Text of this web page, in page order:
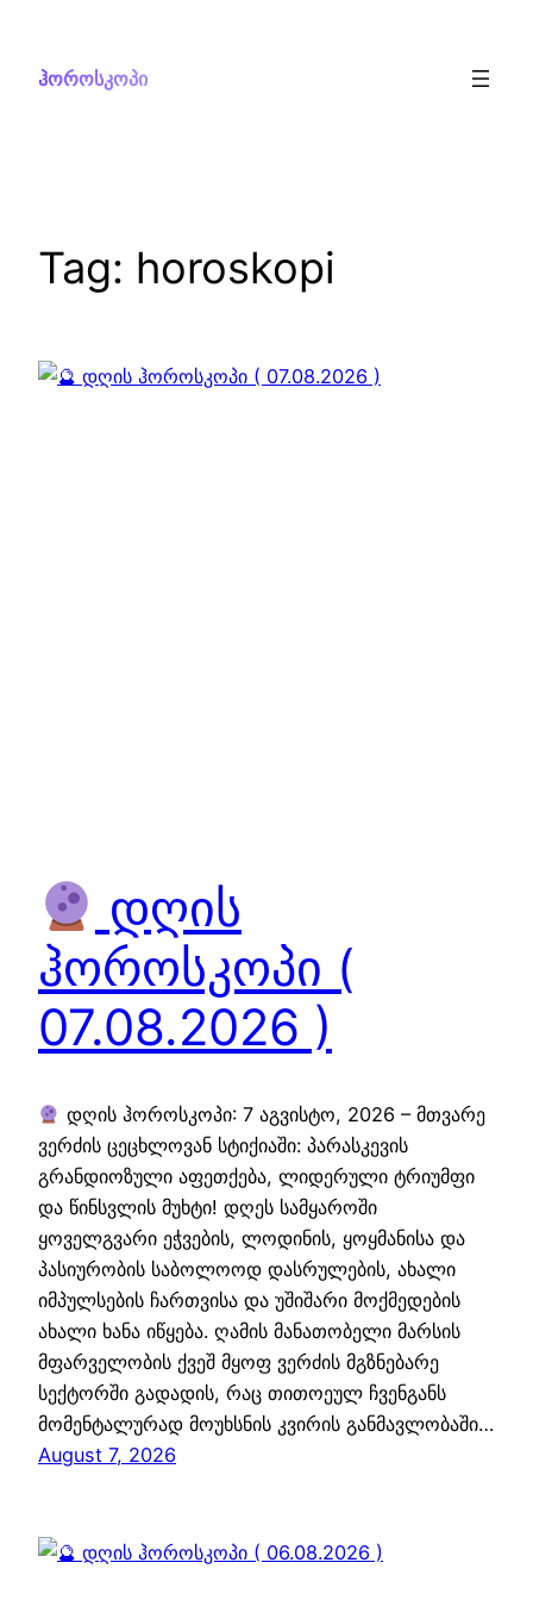
content
ჰოროსკოპი
Tag: horoskopi
დღის
ჰოროსკოპი (
07.08.2026 )
დღის ჰოროსკოპი: 7 აგვისტო, 2026 – მთვარე
ვერძის ცეცხლოვან სტიქიაში: პარასკევის
გრანდიოზული აფეთქება, ლიდერული ტრიუმფი
და წინსვლის მუხტი! დღეს სამყაროში
ყოველგვარი ეჭვების, ლოდინის, ყოყმანისა და
პასიურობის საბოლოოდ დასრულების, ახალი
იმპულსების ჩართვისა და უშიშარი მოქმედების
ახალი ხანა იწყება. ღამის მანათობელი მარსის
მფარველობის ქვეშ მყოფ ვერძის მგზნებარე
სექტორში გადადის, რაც თითოეულ ჩვენგანს
მომენტალურად მოუხსნის კვირის განმავლობაში…
August 7, 2026